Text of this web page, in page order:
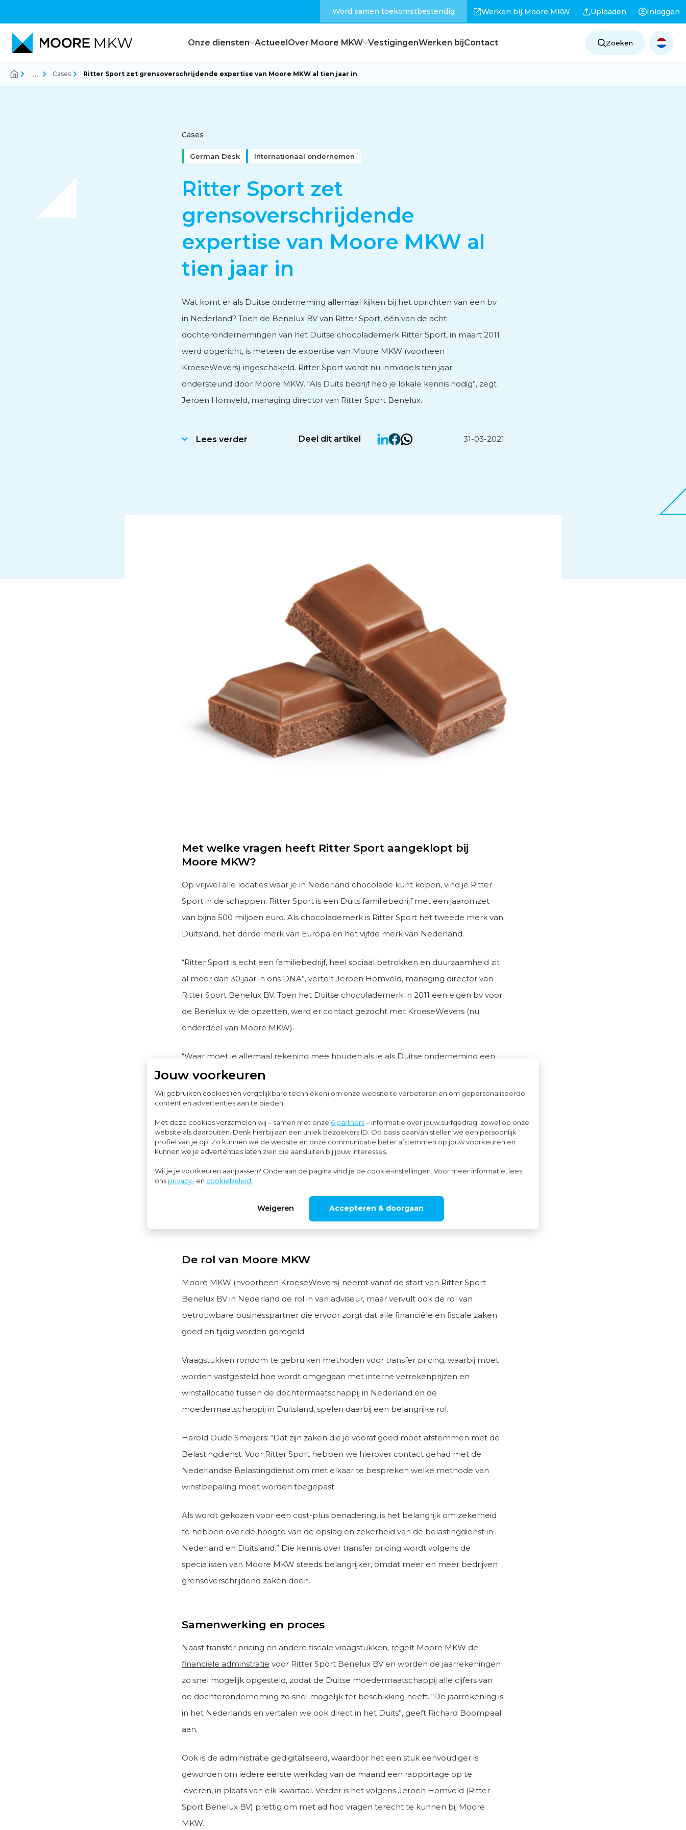
Jouw voorkeuren
Wij gebruiken cookies (en vergelijkbare technieken) om onze website te verbeteren en om gepersonaliseerde
content en advertenties aan te bieden.
Met deze cookies verzamelen wij – samen met onze 6 partners– informatie over jouw surfgedrag, zowel op onze
website als daarbuiten. Denk hierbij aan een uniek bezoekers ID. Op basis daarvan stellen we een persoonlijk
profiel van je op. Zo kunnen we de website en onze communicatie beter afstemmen op jouw voorkeuren en
kunnen we je advertenties laten zien die aansluiten bij jouw interesses.
Wil je je voorkeuren aanpassen? Onderaan de pagina vind je de cookie-instellingen. Voor meer informatie, lees
ons privacy- en cookiebeleid.
Weigeren Accepteren & doorgaan
Word samen toekomstbestendig Werken bij Moore MKW Uploaden Inloggen
Onze diensten
Corporate finance
Personeels- en salarisadvies
Subsidieadvies
Internationaal ondernemen
ActueelOver Moore MKW
Feiten en cijfers
VestigingenWerken bijContact Zoeken
… Cases Ritter Sport zet grensoverschrijdende expertise van Moore MKW al tien jaar in
Cases
German Desk Internationaal ondernemen
Ritter Sport zet
grensoverschrijdende
expertise van Moore MKW al
tien jaar in
Wat komt er als Duitse onderneming allemaal kijken bij het oprichten van een bv
in Nederland? Toen de Benelux BV van Ritter Sport, één van de acht
dochterondernemingen van het Duitse chocolademerk Ritter Sport, in maart 2011
werd opgericht, is meteen de expertise van Moore MKW (voorheen
KroeseWevers) ingeschakeld. Ritter Sport wordt nu inmiddels tien jaar
ondersteund door Moore MKW. “Als Duits bedrijf heb je lokale kennis nodig”, zegt
Jeroen Homveld, managing director van Ritter Sport Benelux.
Lees verder Deel dit artikel 31-03-2021
Met welke vragen heeft Ritter Sport aangeklopt bij
Moore MKW?
Op vrijwel alle locaties waar je in Nederland chocolade kunt kopen, vind je Ritter
Sport in de schappen. Ritter Sport is een Duits familiebedrijf met een jaaromzet
van bijna 500 miljoen euro. Als chocolademerk is Ritter Sport het tweede merk van
Duitsland, het derde merk van Europa en het vijfde merk van Nederland.
“Ritter Sport is echt een familiebedrijf, heel sociaal betrokken en duurzaamheid zit
al meer dan 30 jaar in ons DNA”, vertelt Jeroen Homveld, managing director van
Ritter Sport Benelux BV. Toen het Duitse chocolademerk in 2011 een eigen bv voor
de Benelux wilde opzetten, werd er contact gezocht met KroeseWevers (nu
onderdeel van Moore MKW).
“Waar moet je allemaal rekening mee houden als je als Duitse onderneming een
bv opricht in Nederland? Met die vraag is het begonnen, zo is de samenwerking
ontstaan”, vertelt Jeroen Homveld. Volgens Harold Oude Smeijers (directeur
belastingadvies) en Richard Boompaal (relatiebeheerder) weten Duitse bedrijven
goed de weg te vinden naar de German Desk van Moore MKW, die is
gespecialiseerd in alle financiële, fiscale en juridisch aspecten van ondernemen in
Duitsland en Nederland.
“Duitse bedrijven zijn heel grondig en bereiden zich goed voor voordat ze de
Nederlandse markt betreden. Dat is een positieve eigenschap waar we in
Nederland van kunnen leren”, volgens Harold Oude Smeijers.
De rol van Moore MKW
Moore MKW (nvoorheen KroeseWevers) neemt vanaf de start van Ritter Sport
Benelux BV in Nederland de rol in van adviseur, maar vervult ook de rol van
betrouwbare businesspartner die ervoor zorgt dat alle financiële en fiscale zaken
goed en tijdig worden geregeld.
Vraagstukken rondom te gebruiken methoden voor transfer pricing, waarbij moet
worden vastgesteld hoe wordt omgegaan met interne verrekenprijzen en
winstallocatie tussen de dochtermaatschappij in Nederland en de
moedermaatschappij in Duitsland, spelen daarbij een belangrijke rol.
Harold Oude Smeijers: “Dat zijn zaken die je vooraf goed moet afstemmen met de
Belastingdienst. Voor Ritter Sport hebben we hierover contact gehad met de
Nederlandse Belastingdienst om met elkaar te bespreken welke methode van
winstbepaling moet worden toegepast.
Als wordt gekozen voor een cost-plus benadering, is het belangrijk om zekerheid
te hebben over de hoogte van de opslag en zekerheid van de belastingdienst in
Nederland en Duitsland.” Die kennis over transfer pricing wordt volgens de
specialisten van Moore MKW steeds belangrijker, omdat meer en meer bedrijven
grensoverschrijdend zaken doen.
Samenwerking en proces
Naast transfer pricing en andere fiscale vraagstukken, regelt Moore MKW de
financiële adminstratie voor Ritter Sport Benelux BV en worden de jaarrekeningen
zo snel mogelijk opgesteld, zodat de Duitse moedermaatschappij alle cijfers van
de dochteronderneming zo snel mogelijk ter beschikking heeft. “De jaarrekening is
in het Nederlands en vertalen we ook direct in het Duits”, geeft Richard Boompaal
aan.
Ook is de administratie gedigitaliseerd, waardoor het een stuk eenvoudiger is
geworden om iedere eerste werkdag van de maand een rapportage op te
leveren, in plaats van elk kwartaal. Verder is het volgens Jeroen Homveld (Ritter
Sport Benelux BV) prettig om met ad hoc vragen terecht te kunnen bij Moore
MKW.